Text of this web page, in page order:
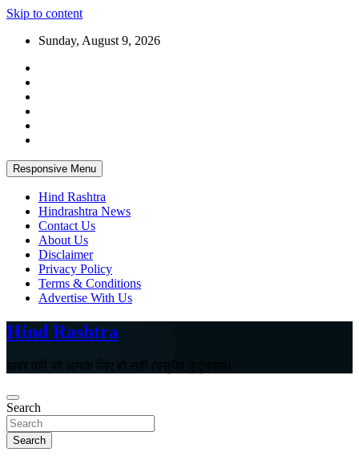
Skip to content
Sunday, August 9, 2026
Responsive Menu
Hind Rashtra
Hindrashtra News
Contact Us
About Us
Disclaimer
Privacy Policy
Terms & Conditions
Advertise With Us
Hind Rashtra
खबर वही जो आपके लिए हो सही (वसुधैव कुटुंबकम)
Search
Search